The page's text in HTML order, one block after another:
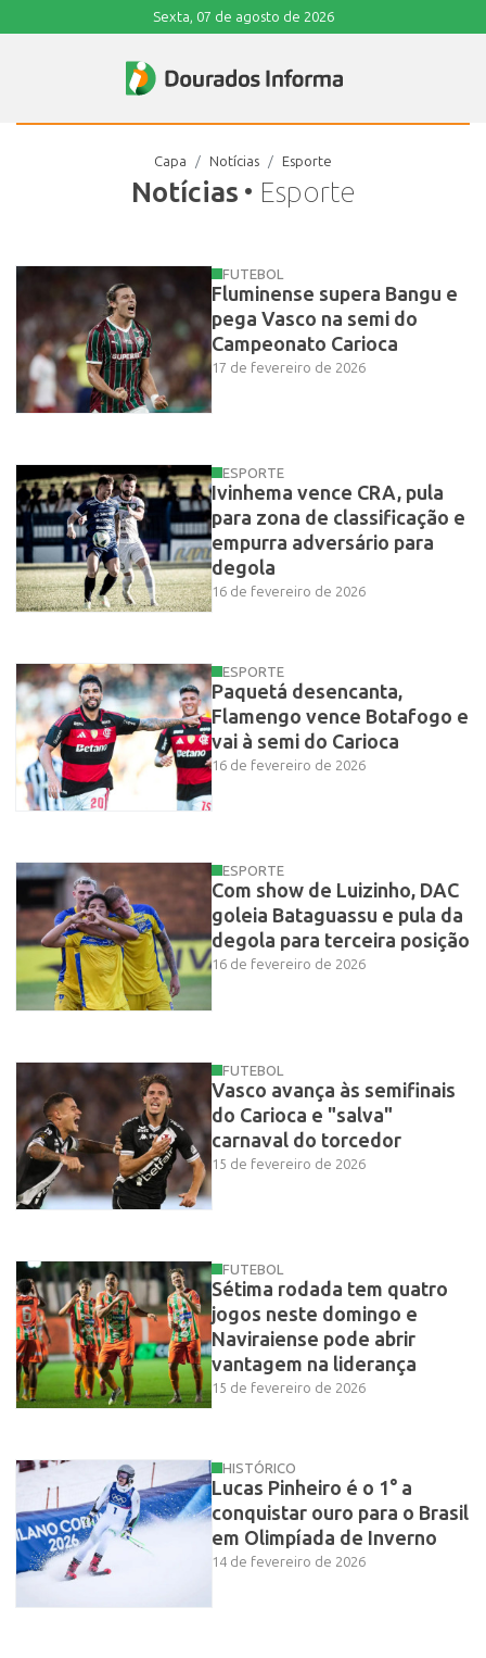
Sexta, 07 de agosto de 2026
Notícias • Esporte
Capa Notícias Esporte
FUTEBOL
Fluminense supera Bangu e
pega Vasco na semi do
Campeonato Carioca
17 de fevereiro de 2026
ESPORTE
Ivinhema vence CRA, pula
para zona de classificação e
empurra adversário para
degola
16 de fevereiro de 2026
ESPORTE
Paquetá desencanta,
Flamengo vence Botafogo e
vai à semi do Carioca
16 de fevereiro de 2026
ESPORTE
Com show de Luizinho, DAC
goleia Bataguassu e pula da
degola para terceira posição
16 de fevereiro de 2026
FUTEBOL
Vasco avança às semifinais
do Carioca e "salva"
carnaval do torcedor
15 de fevereiro de 2026
FUTEBOL
Sétima rodada tem quatro
jogos neste domingo e
Naviraiense pode abrir
vantagem na liderança
15 de fevereiro de 2026
HISTÓRICO
Lucas Pinheiro é o 1° a
conquistar ouro para o Brasil
em Olimpíada de Inverno
14 de fevereiro de 2026